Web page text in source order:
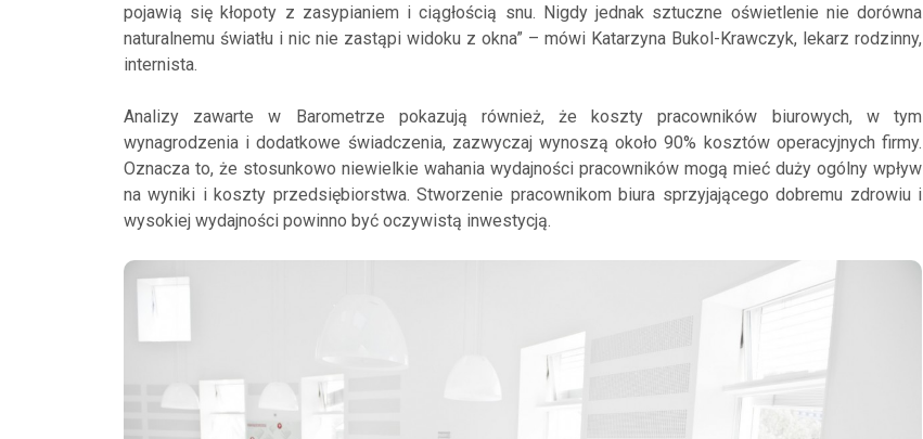
pojawią się kłopoty z zasypianiem i ciągłością snu. Nigdy jednak sztuczne oświetlenie nie dorówna
naturalnemu światłu i nic nie zastąpi widoku z okna” – mówi Katarzyna Bukol-Krawczyk, lekarz rodzinny,
internista.
Analizy zawarte w Barometrze pokazują również, że koszty pracowników biurowych, w tym
wynagrodzenia i dodatkowe świadczenia, zazwyczaj wynoszą około 90% kosztów operacyjnych firmy.
Oznacza to, że stosunkowo niewielkie wahania wydajności pracowników mogą mieć duży ogólny wpływ
na wyniki i koszty przedsiębiorstwa. Stworzenie pracownikom biura sprzyjającego dobremu zdrowiu i
wysokiej wydajności powinno być oczywistą inwestycją.